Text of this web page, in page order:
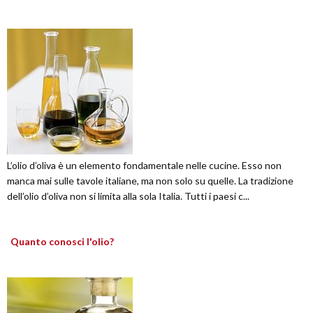
L’olio d’oliva è un elemento fondamentale nelle cucine. Esso non
manca mai sulle tavole italiane, ma non solo su quelle. La tradizione
dell’olio d’oliva non si limita alla sola Italia. Tutti i paesi c...
Quanto conosci l'olio?